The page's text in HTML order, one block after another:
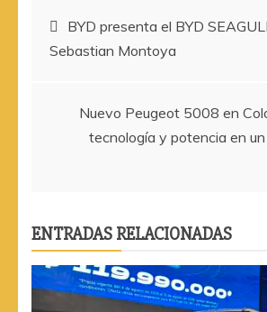
Navegación
de
entradas
BYD presenta el BYD
Sebastian Montoya
Nuevo Peugeot 5008 en
tecnología y potencia en
ENTRADAS RELACIONADAS